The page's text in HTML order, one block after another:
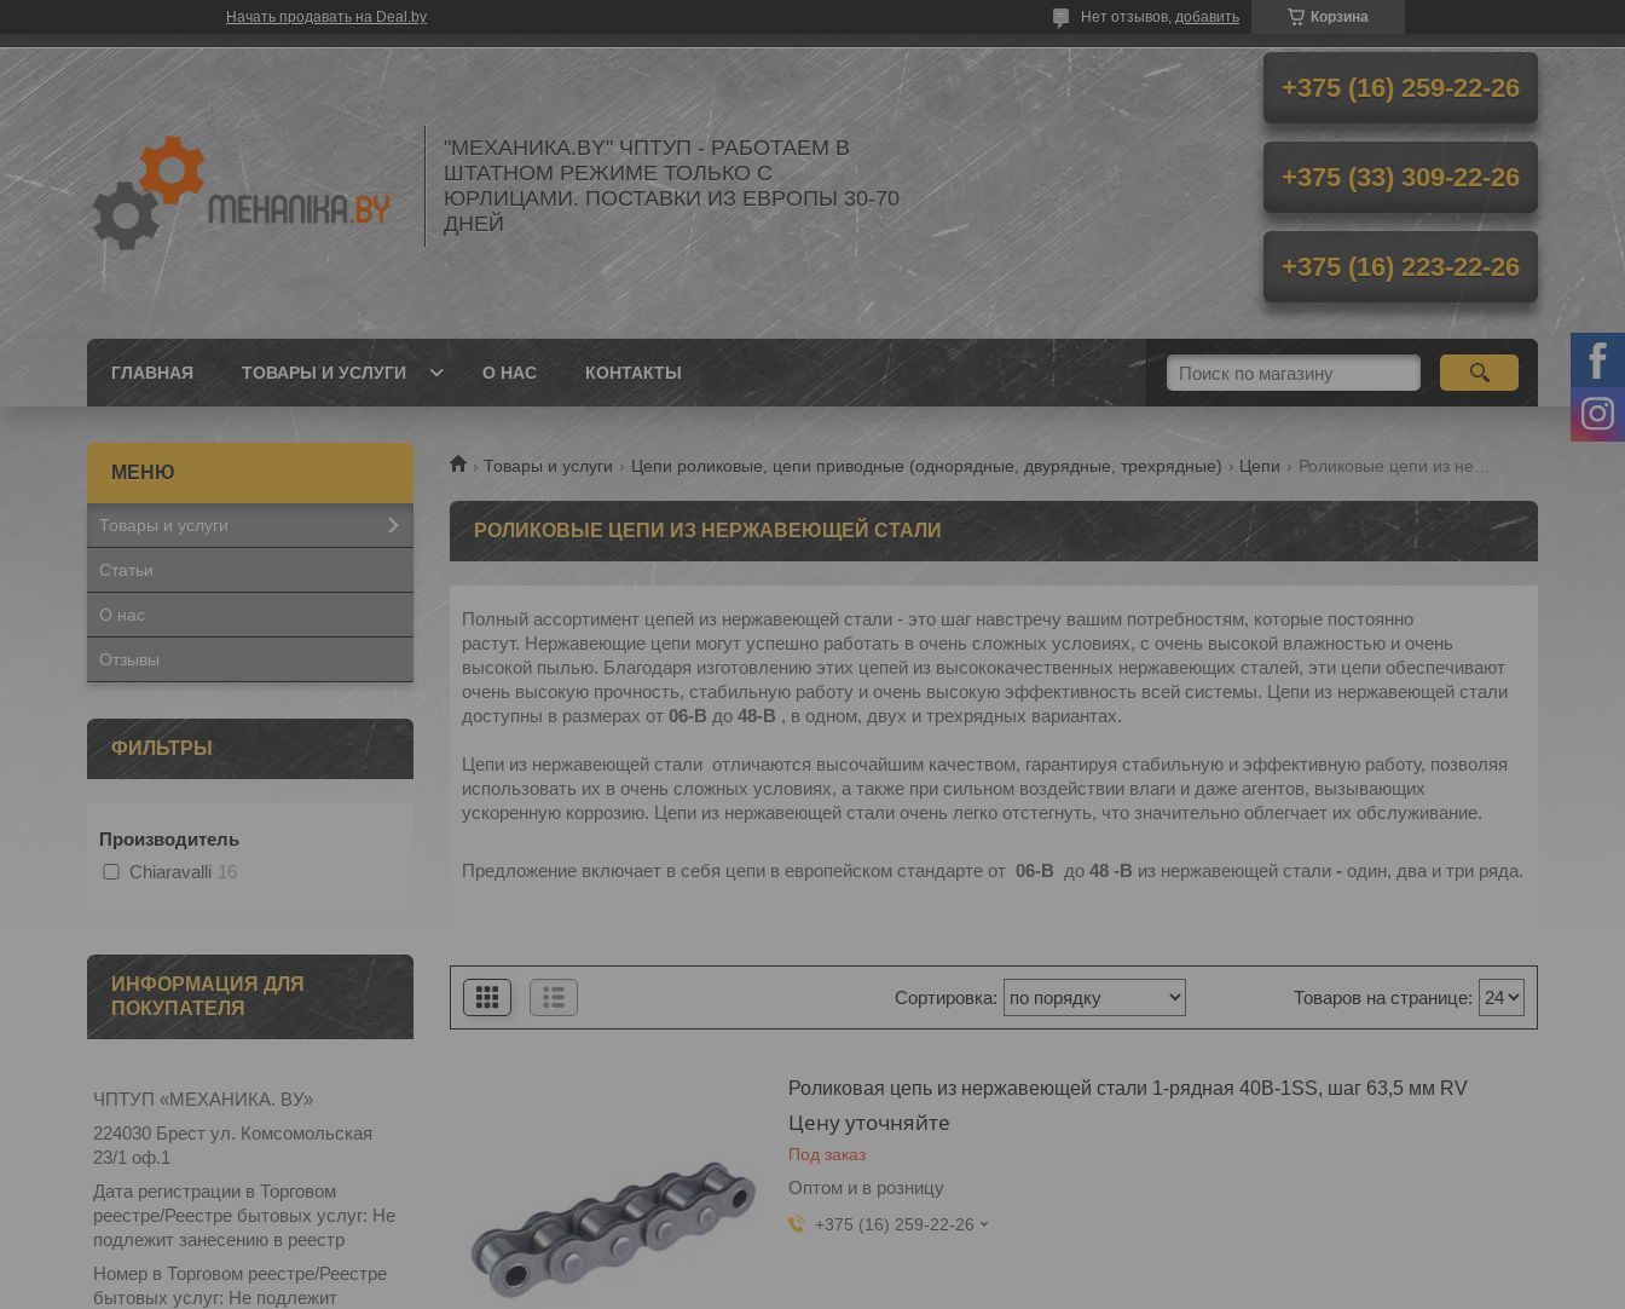
Начать продавать на Deal.by Корзина
Нет отзывов, добавить
"МЕХАНИКА.BY" ЧПТУП - РАБОТАЕМ В
ШТАТНОМ РЕЖИМЕ ТОЛЬКО С
ЮРЛИЦАМИ. ПОСТАВКИ ИЗ ЕВРОПЫ 30-70
ДНЕЙ
+375 (16) 259-22-26
+375 (33) 309-22-26
+375 (16) 223-22-26
ГЛАВНАЯ ТОВАРЫ И УСЛУГИ О НАС КОНТАКТЫ
Товары и услуги Цепи роликовые, цепи приводные (однорядные, двурядные, трехрядные) Цепи
РОЛИКОВЫЕ ЦЕПИ ИЗ НЕРЖАВЕЮЩЕЙ СТАЛИ
Полный ассортимент цепей из нержавеющей стали - это шаг навстречу вашим потребностям, которые постоянно
растут. Нержавеющие цепи могут успешно работать в очень сложных условиях, с очень высокой влажностью и очень
высокой пылью. Благодаря изготовлению этих цепей из высококачественных нержавеющих сталей, эти цепи обеспечивают
очень высокую прочность, стабильную работу и очень высокую эффективность всей системы. Цепи из нержавеющей стали
доступны в размерах от 06-B до 48-B , в одном, двух и трехрядных вариантах.
Цепи из нержавеющей стали отличаются высочайшим качеством, гарантируя стабильную и эффективную работу, позволяя
использовать их в очень сложных условиях, а также при сильном воздействии влаги и даже агентов, вызывающих
ускоренную коррозию. Цепи из нержавеющей стали очень легко отстегнуть, что значительно облегчает их обслуживание.
Предложение включает в себя цепи в европейском стандарте от 06-B до 48 -B из нержавеющей стали - один, два и три ряда.
Роликовая цепь из нержавеющей стали 1-рядная 40B-1SS, шаг 63,5 мм RV
Цену уточняйте
Под заказ
Оптом и в розницу
+375 (16) 259-22-26
Товары и услуги
Статьи
О нас
Отзывы
ФИЛЬТРЫ
Производитель
Chiaravalli 16
ИНФОРМАЦИЯ ДЛЯ
ПОКУПАТЕЛЯ
ЧПТУП «МЕХАНИКА. ВУ»
224030 Брест ул. Комсомольская
23/1 оф.1
Дата регистрации в Торговом
реестре/Реестре бытовых услуг: Не
подлежит занесению в реестр
Номер в Торговом реестре/Реестре
бытовых услуг: Не подлежит